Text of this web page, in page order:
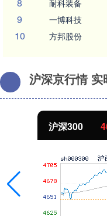
耐科装备
9 一博科技
10 方邦股份
沪深京行情 实
北证50